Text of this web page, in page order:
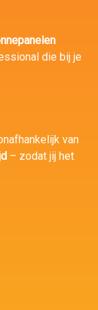
die bij je
van
– zodat jij het